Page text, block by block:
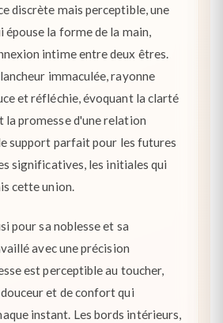
discrète mais perceptible, une
épouse la forme de la main,
intime entre deux êtres.
immaculée, rayonne
et réfléchie, évoquant la clarté
la promesse d'une relation
support parfait pour les futures
significatives, les initiales qui
cette union.
pour sa noblesse et sa
avec une précision
est perceptible au toucher,
et de confort qui
instant. Les bords intérieurs,